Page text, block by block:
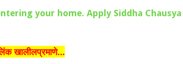
entering your home. Apply Siddha Chausya
खालीलप्रमाणे...